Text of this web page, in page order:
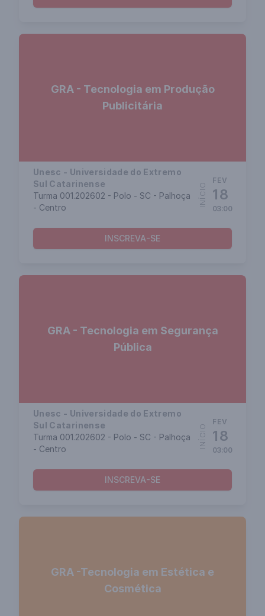
GRA - Tecnologia em Produção
Publicitária
Unesc - Universidade do Extremo
Sul Catarinense
Turma 001.202602 - Polo - SC - Palhoça
- Centro
INÍCIO
FEV
18
03:00
INSCREVA-SE
GRA - Tecnologia em Segurança
Pública
Unesc - Universidade do Extremo
Sul Catarinense
Turma 001.202602 - Polo - SC - Palhoça
- Centro
INÍCIO
FEV
18
03:00
INSCREVA-SE
GRA -Tecnologia em Estética e
Cosmética